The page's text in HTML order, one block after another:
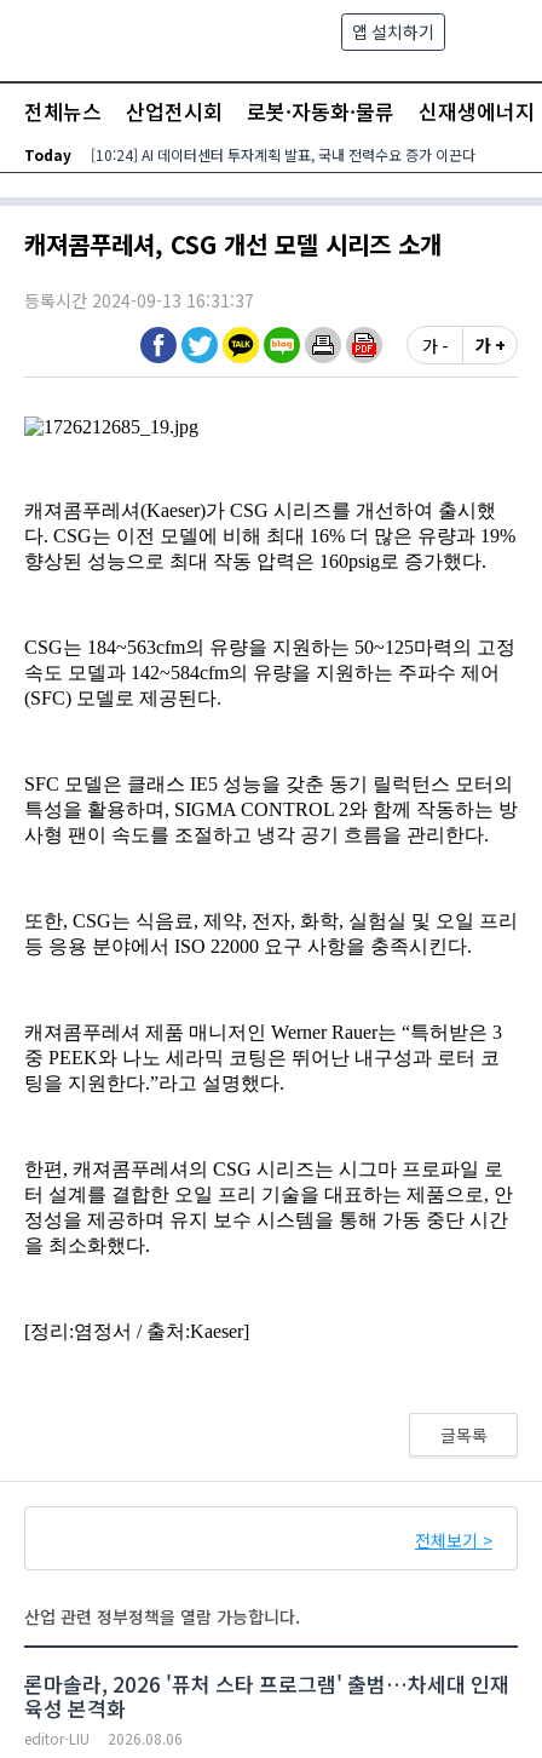
앱 설치하기
전체뉴스 산업전시회 로봇·자동화·물류 신재생에너지
Today [10:24] AI 데이터센터 투자계획 발표, 국내 전력수요 증가 이끈다
캐져콤푸레셔, CSG 개선 모델 시리즈 소개
등록시간 2024-09-13 16:31:37
가 -
가 +
글목록
전체보기 >
산업 관련 정부정책을 열람 가능합니다.
론마솔라, 2026 '퓨처 스타 프로그램' 출범…차세대 인재
육성 본격화
editor-LIU 2026.08.06